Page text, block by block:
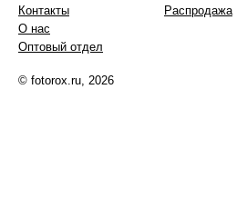
Контакты
О нас
Оптовый отдел
Распродажа
© fotorox.ru, 2026